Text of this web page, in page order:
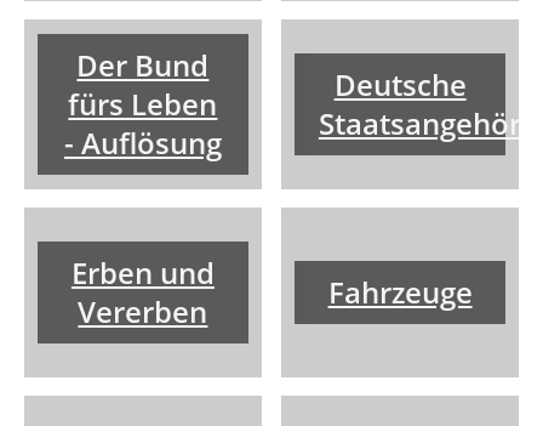
Der Bund
fürs Leben
- Auflösung
Deutsche
Erben und
Vererben
Fahrzeuge